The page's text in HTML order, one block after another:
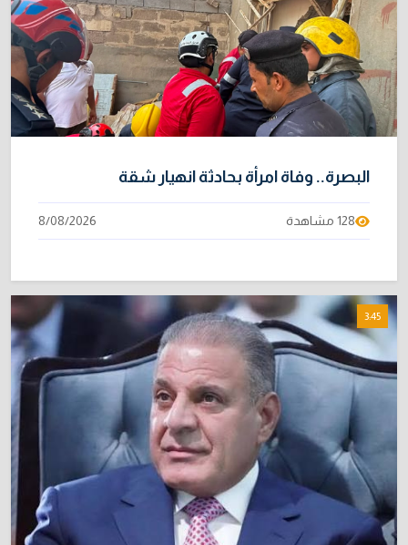
البصرة.. وفاة امرأة بحادثة انهيار شقة
128 مشاهدة 8/08/2026
3:45